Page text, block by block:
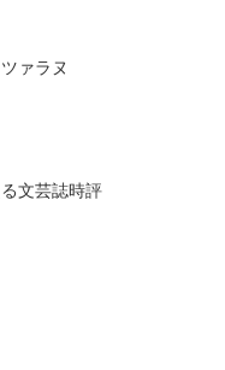
ァラヌ
文芸誌時評